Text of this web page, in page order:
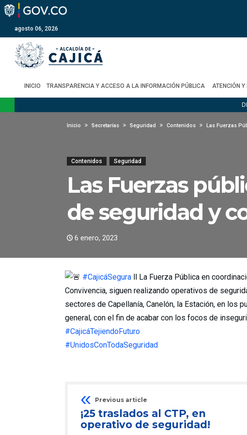
agosto 06, 2026
INICIO TRANSPARENCIA Y ACCESO A LA INFORMACIÓN PÚBLICA ATENCIÓN
Inicio Secretarías Seguridad Contenidos Las Fuerzas
Contenidos Seguridad
Las Fuerzas
de seguridad y
6 enero, 2023
#CajicáSegura ll La Fuerza Pública en
Convivencia, siguen realizando operativos de
sectores de Capellanía, Canelón, la Estación, en los
general, con el fin de acabar con los focos de
#CajicáTejiendoFuturo
#UnidosConTodaSeguridad
Previous article
¡25 traslados al CTP, en
operativo de seguridad!